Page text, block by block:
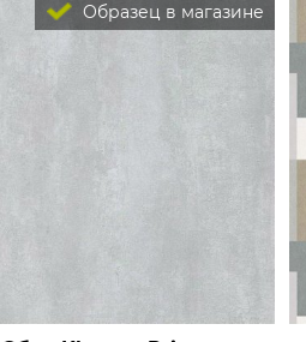
Образец в магазине